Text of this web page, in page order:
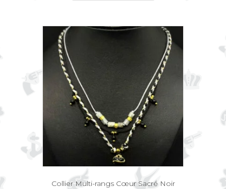
Collier Multi-rangs Cœur Sacré Noir